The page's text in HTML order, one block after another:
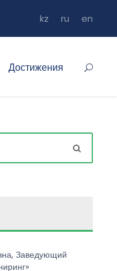
kz ru en
Достижения
Заведующий